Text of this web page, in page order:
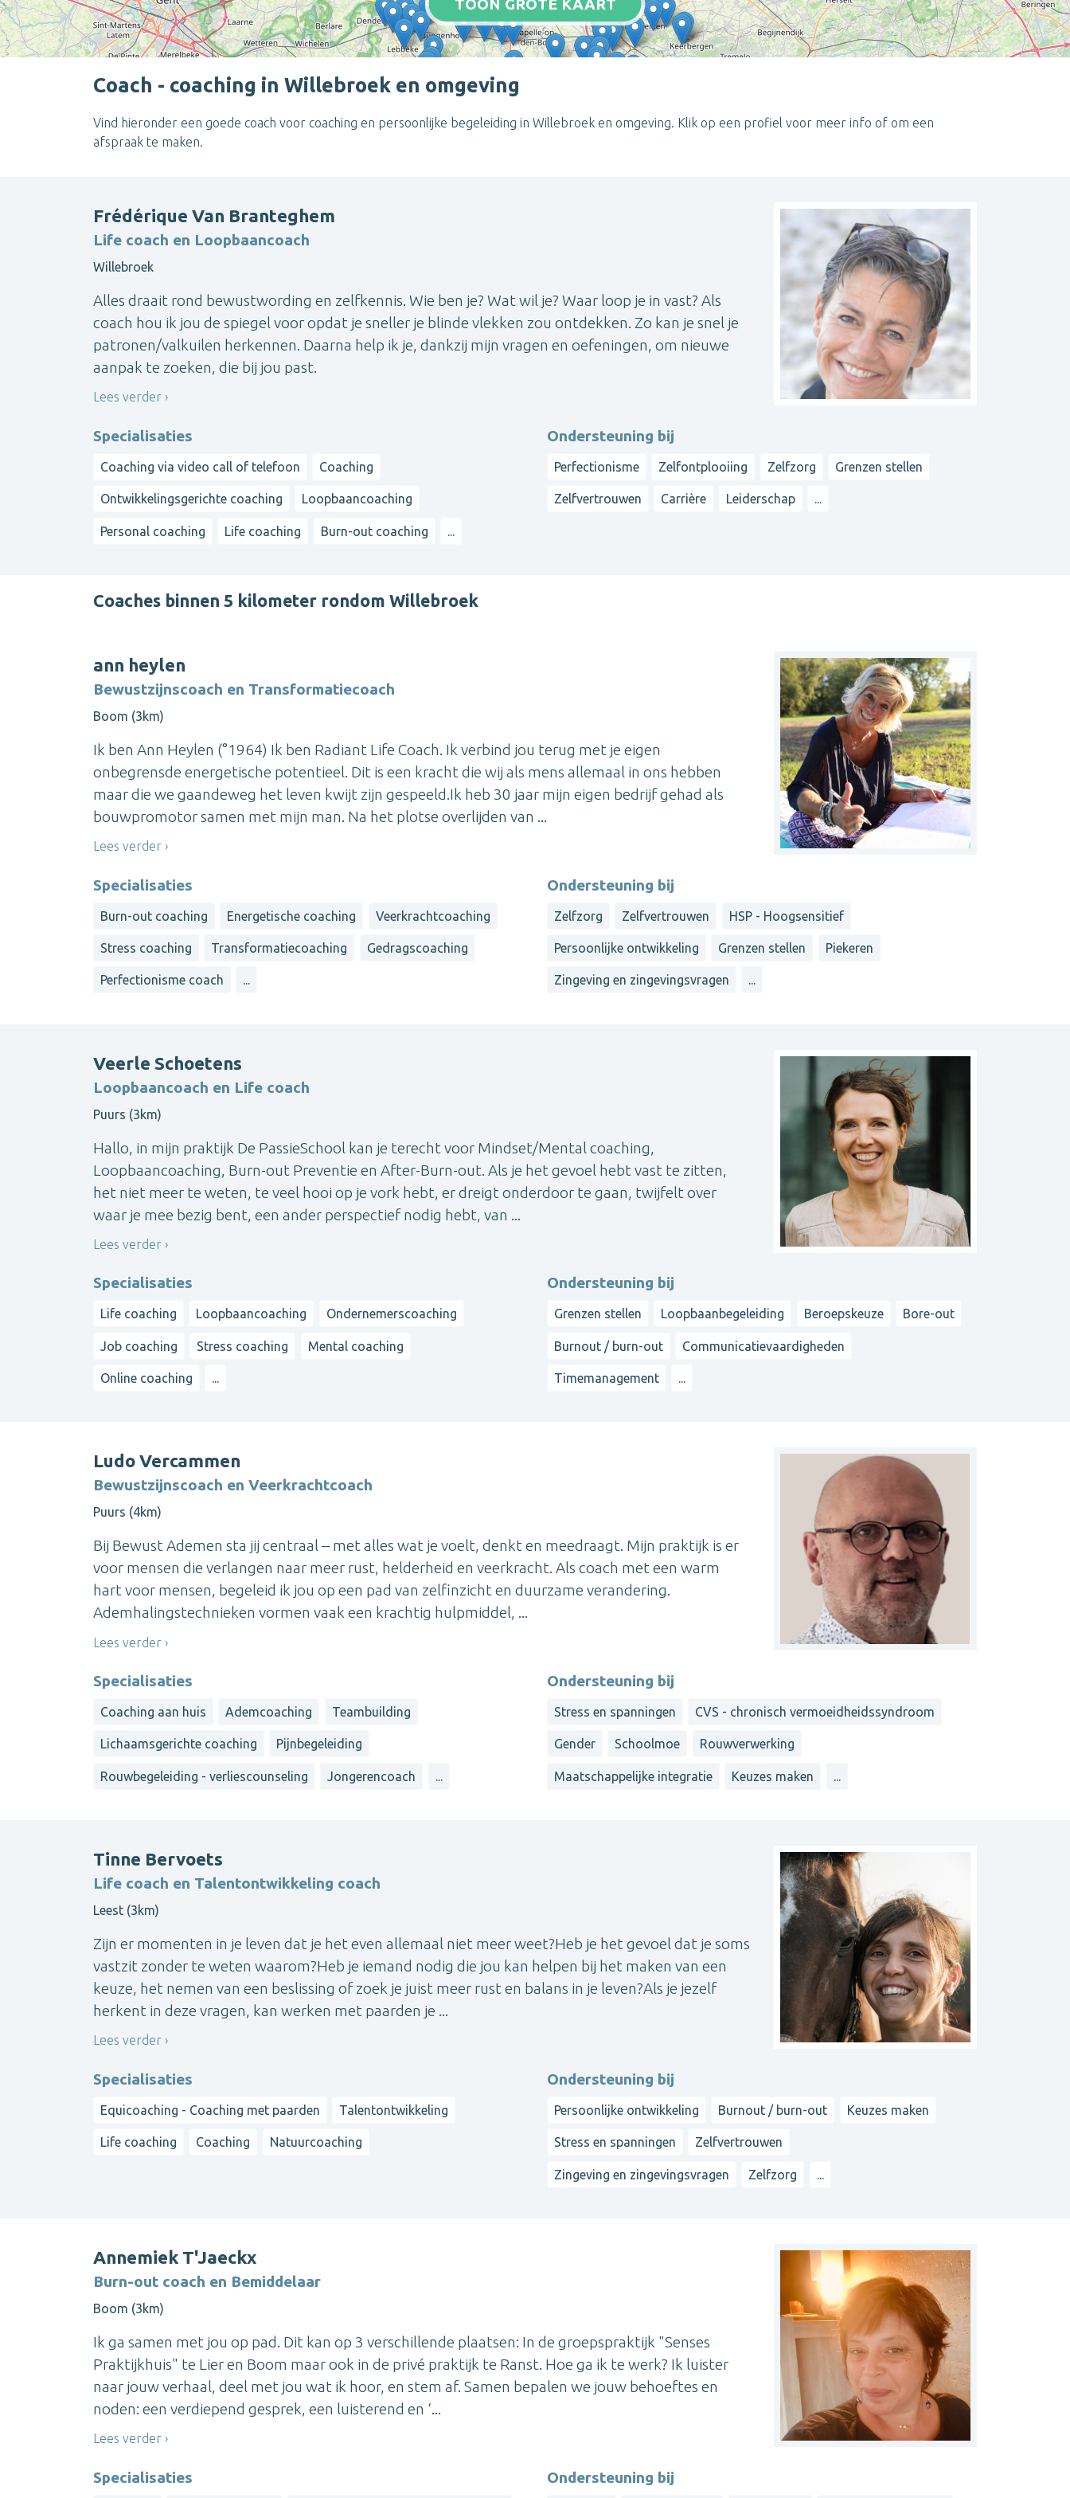
TOON GROTE KAART
Coach - coaching in Willebroek en omgeving
Vind hieronder een goede coach voor coaching en persoonlijke begeleiding in Willebroek en omgeving. Klik op een profiel voor meer info of om een
afspraak te maken.
Frédérique Van Branteghem
Life coach en Loopbaancoach
Willebroek
Alles draait rond bewustwording en zelfkennis. Wie ben je? Wat wil je? Waar loop je in vast? Als
coach hou ik jou de spiegel voor opdat je sneller je blinde vlekken zou ontdekken. Zo kan je snel je
patronen/valkuilen herkennen. Daarna help ik je, dankzij mijn vragen en oefeningen, om nieuwe
aanpak te zoeken, die bij jou past.
Lees verder
Specialisaties
Coaching via video call of telefoon Coaching
Ontwikkelingsgerichte coaching Loopbaancoaching
Personal coaching Life coaching Burn-out coaching
Ondersteuning bij
Perfectionisme Zelfontplooiing Zelfzorg Grenzen stellen
Zelfvertrouwen Carrière Leiderschap ...
Coaches binnen 5 kilometer rondom Willebroek
ann heylen
Bewustzijnscoach en Transformatiecoach
Boom (3km)
Ik ben Ann Heylen (°1964) Ik ben Radiant Life Coach. Ik verbind jou terug met je eigen
onbegrensde energetische potentieel. Dit is een kracht die wij als mens allemaal in ons hebben
maar die we gaandeweg het leven kwijt zijn gespeeld.Ik heb 30 jaar mijn eigen bedrijf gehad als
bouwpromotor samen met mijn man. Na het plotse overlijden van ...
Lees verder
Specialisaties
Burn-out coaching Energetische coaching Veerkrachtcoaching
Stress coaching Transformatiecoaching Gedragscoaching
Perfectionisme coach ...
Ondersteuning bij
Zelfzorg Zelfvertrouwen HSP - Hoogsensitief
Persoonlijke ontwikkeling Grenzen stellen Piekeren
Zingeving en zingevingsvragen ...
Veerle Schoetens
Loopbaancoach en Life coach
Puurs (3km)
Hallo, in mijn praktijk De PassieSchool kan je terecht voor Mindset/Mental coaching,
Loopbaancoaching, Burn-out Preventie en After-Burn-out. Als je het gevoel hebt vast te zitten,
het niet meer te weten, te veel hooi op je vork hebt, er dreigt onderdoor te gaan, twijfelt over
waar je mee bezig bent, een ander perspectief nodig hebt, van ...
Lees verder
Specialisaties
Life coaching Loopbaancoaching Ondernemerscoaching
Job coaching Stress coaching Mental coaching
Online coaching ...
Ondersteuning bij
Grenzen stellen Loopbaanbegeleiding Beroepskeuze Bore-out
Burnout / burn-out Communicatievaardigheden
Timemanagement ...
Ludo Vercammen
Bewustzijnscoach en Veerkrachtcoach
Puurs (4km)
Bij Bewust Ademen sta jij centraal – met alles wat je voelt, denkt en meedraagt. Mijn praktijk is er
voor mensen die verlangen naar meer rust, helderheid en veerkracht. Als coach met een warm
hart voor mensen, begeleid ik jou op een pad van zelfinzicht en duurzame verandering.
Ademhalingstechnieken vormen vaak een krachtig hulpmiddel, ...
Lees verder
Specialisaties
Coaching aan huis Ademcoaching Teambuilding
Lichaamsgerichte coaching Pijnbegeleiding
Rouwbegeleiding - verliescounseling Jongerencoach ...
Ondersteuning bij
Stress en spanningen CVS - chronisch vermoeidheidssyndroom
Gender Schoolmoe Rouwverwerking
Maatschappelijke integratie Keuzes maken ...
Tinne Bervoets
Life coach en Talentontwikkeling coach
Leest (3km)
Zijn er momenten in je leven dat je het even allemaal niet meer weet?Heb je het gevoel dat je soms
vastzit zonder te weten waarom?Heb je iemand nodig die jou kan helpen bij het maken van een
keuze, het nemen van een beslissing of zoek je juist meer rust en balans in je leven?Als je jezelf
herkent in deze vragen, kan werken met paarden je ...
Lees verder
Specialisaties
Equicoaching - Coaching met paarden Talentontwikkeling
Life coaching Coaching Natuurcoaching
Ondersteuning bij
Persoonlijke ontwikkeling Burnout / burn-out Keuzes maken
Stress en spanningen Zelfvertrouwen
Zingeving en zingevingsvragen Zelfzorg
Annemiek T'Jaeckx
Burn-out coach en Bemiddelaar
Boom (3km)
Ik ga samen met jou op pad. Dit kan op 3 verschillende plaatsen: In de groepspraktijk "Senses
Praktijkhuis" te Lier en Boom maar ook in de privé praktijk te Ranst. Hoe ga ik te werk? Ik luister
naar jouw verhaal, deel met jou wat ik hoor, en stem af. Samen bepalen we jouw behoeftes en
noden: een verdiepend gesprek, een luisterend en ‘...
Lees verder
Specialisaties Ondersteuning bij